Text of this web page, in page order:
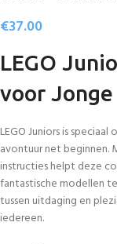
€37.00
LEGO
voor
LEGO Juniors is
avontuur net beginnen.
instructies helpt deze
fantastische modellen
tussen uitdaging en
iedereen.